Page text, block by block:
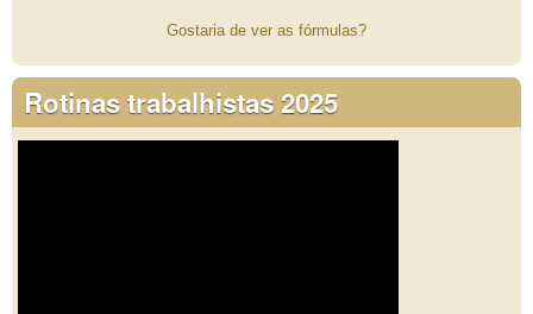
Gostaria de ver as fórmulas?
Rotinas trabalhistas 2025